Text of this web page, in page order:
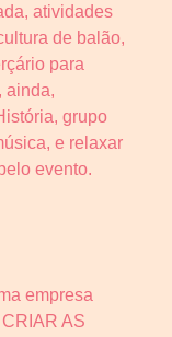
atividades
de balão,
para
ainda,
grupo
e relaxar
evento.
empresa
AS